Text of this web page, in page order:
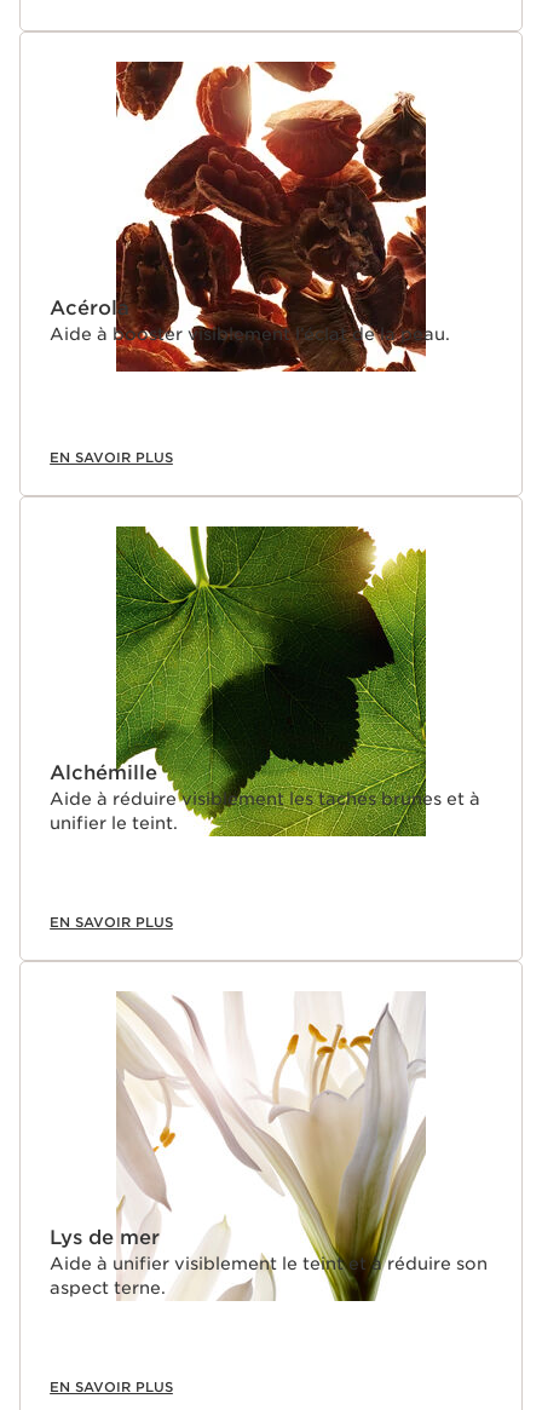
Acérola
Aide à booster visiblement l’éclat de la peau.
EN SAVOIR PLUS
Alchémille
Aide à réduire visiblement les taches brunes et à
unifier le teint.
EN SAVOIR PLUS
Lys de mer
Aide à unifier visiblement le teint et à réduire son
aspect terne.
EN SAVOIR PLUS